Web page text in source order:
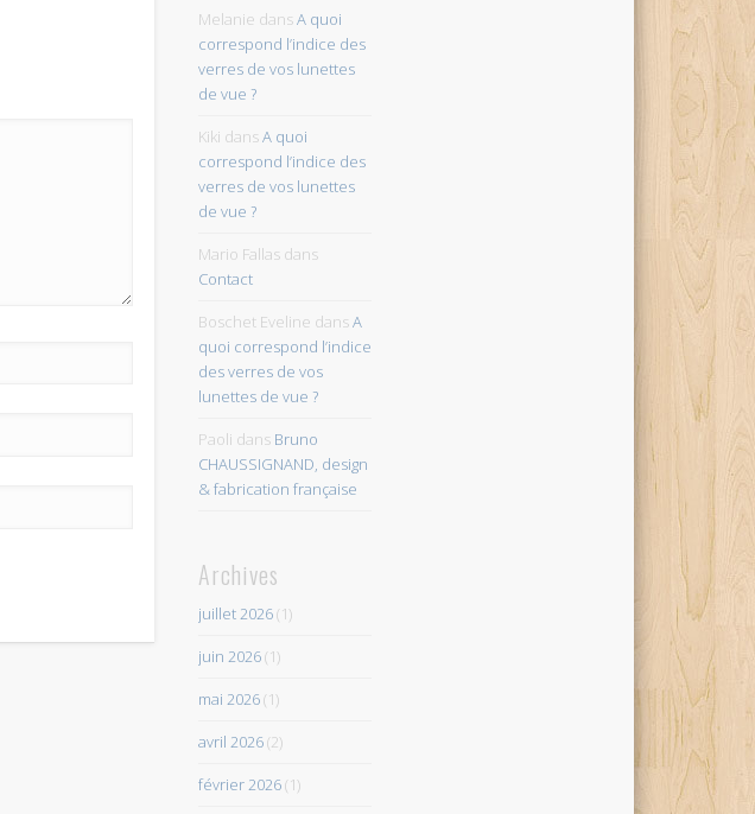
Melanie dansA quoi
correspond l’indice des
verres de vos lunettes
de vue ?
Kiki dansA quoi
correspond l’indice des
verres de vos lunettes
de vue ?
Mario Fallasdans
Contact
Boschet Eveline dansA
quoi correspond l’indice
des verres de vos
lunettes de vue ?
Paoli dans Bruno
CHAUSSIGNAND, design
& fabrication française
Archives
juillet 2026(1)
juin 2026(1)
mai 2026(1)
avril 2026(2)
février 2026(1)